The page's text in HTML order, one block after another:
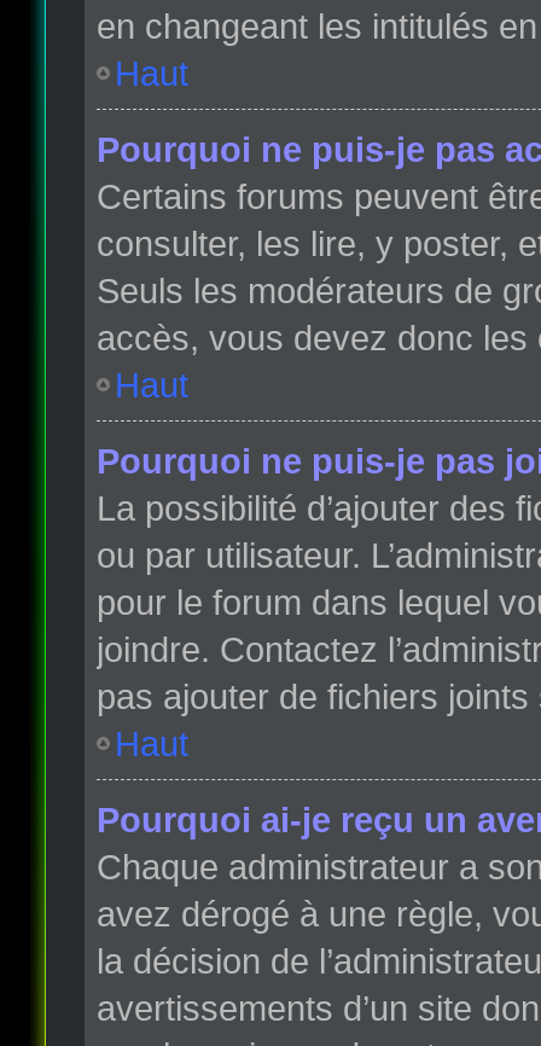
en changeant les intitulés
Haut
Pourquoi ne puis-je pas
Certains forums peuvent
consulter, les lire, y poster,
Seuls les modérateurs de
accès, vous devez donc les
Haut
Pourquoi ne puis-je pas
La possibilité d’ajouter des
ou par utilisateur.
pour le forum dans lequel
joindre. Contactez
pas ajouter de fichiers
Haut
Pourquoi ai-je reçu un
Chaque administrateur a
avez dérogé à une règle,
la décision de
avertissements d’un site